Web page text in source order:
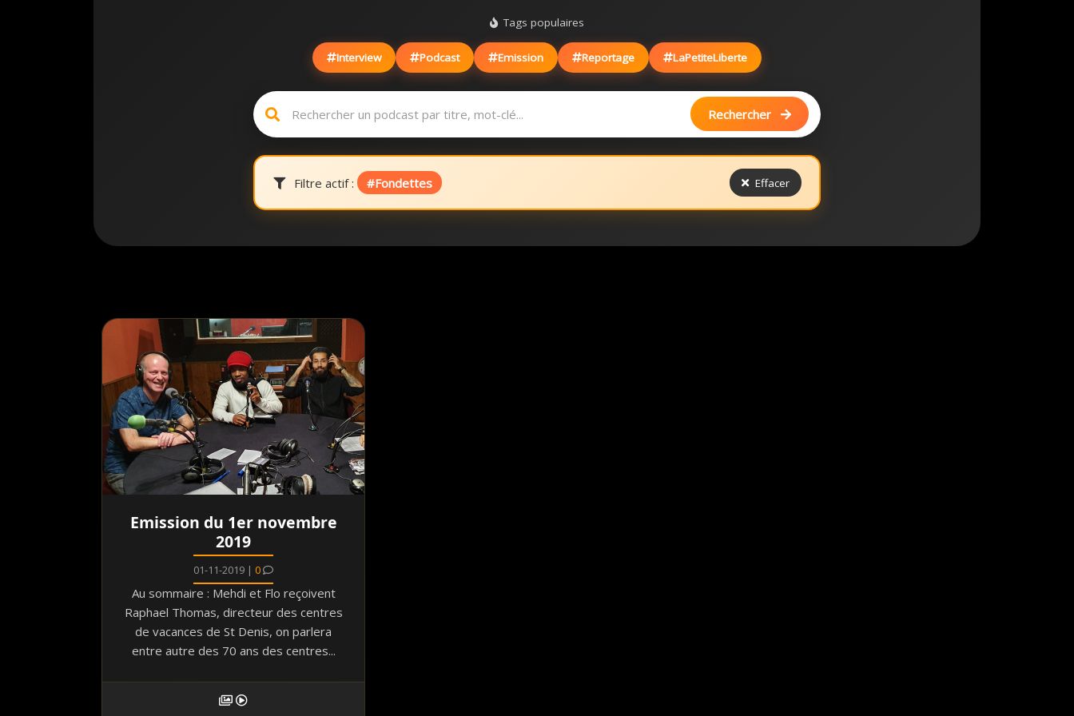
Tags populaires
Interview Podcast Emission Reportage LaPetiteLiberte
Rechercher
Filtre actif : #Fondettes Effacer
Emission du 1er novembre
2019
01-11-2019 | 0
Au sommaire : Mehdi et Flo reçoivent
Raphael Thomas, directeur des centres
de vacances de St Denis, on parlera
entre autre des 70 ans des centres...